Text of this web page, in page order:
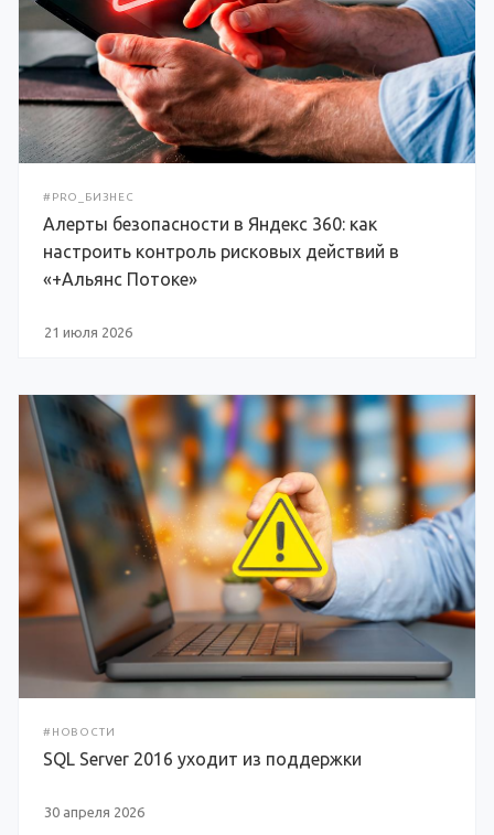
#PRO_БИЗНЕС
Алерты безопасности в Яндекс 360: как
настроить контроль рисковых действий в
«+Альянс Потоке»
21 июля 2026
#НОВОСТИ
SQL Server 2016 уходит из поддержки
30 апреля 2026